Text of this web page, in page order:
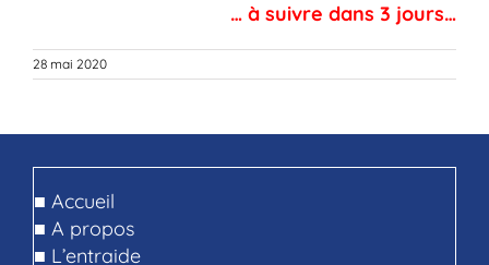
… à suivre dans 3 jours…
28 mai 2020
■ Accueil
■ A propos
■ L’entraide